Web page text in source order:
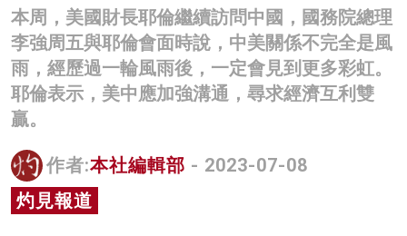
科技
影片
名家榜
關於我們
本周，美國財長耶倫繼續訪問中國，國務院總理
李強周五與耶倫會面時說，中美關係不完全是風
雨，經歷過一輪風雨後，一定會見到更多彩虹。
耶倫表示，美中應加強溝通，尋求經濟互利雙
贏。
作者:本社編輯部 - 2023-07-08
灼見報道